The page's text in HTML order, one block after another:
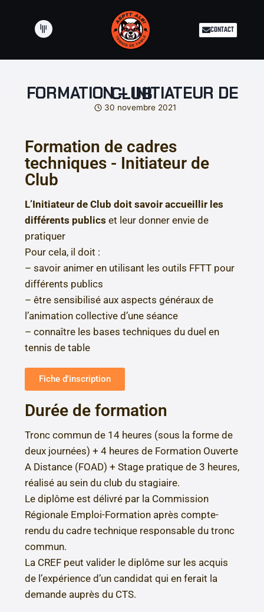
CONTACT
FORMATION – INITIATEUR DE CLUB
30 novembre 2021
Formation de cadres
techniques - Initiateur de
Club
L’Initiateur de Club doit savoir accueillir les
différents publics et leur donner envie de
pratiquer
Pour cela, il doit :
– savoir animer en utilisant les outils FFTT pour
différents publics
– être sensibilisé aux aspects généraux de
l’animation collective d’une séance
– connaître les bases techniques du duel en
tennis de table
Fiche d'inscription
Durée de formation
Tronc commun de 14 heures (sous la forme de
deux journées) + 4 heures de Formation Ouverte
A Distance (FOAD) + Stage pratique de 3 heures,
réalisé au sein du club du stagiaire.
Le diplôme est délivré par la Commission
Régionale Emploi-Formation après compte-
rendu du cadre technique responsable du tronc
commun.
La CREF peut valider le diplôme sur les acquis
de l’expérience d’un candidat qui en ferait la
demande auprès du CTS.